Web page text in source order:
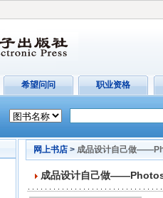
希望问问 职业资格
网上书店 > 成品设计自己做
成品设计自己做